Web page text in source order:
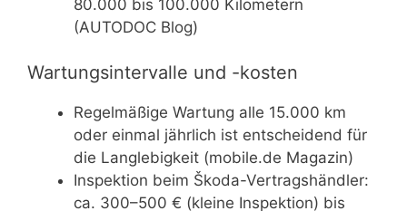
80.000 bis 100.000 Kilometern
(AUTODOC Blog)
Wartungsintervalle und -kosten
Regelmäßige Wartung alle 15.000 km
oder einmal jährlich ist entscheidend für
die Langlebigkeit (mobile.de Magazin)
Inspektion beim Škoda-Vertragshändler:
ca. 300–500 € (kleine Inspektion) bis